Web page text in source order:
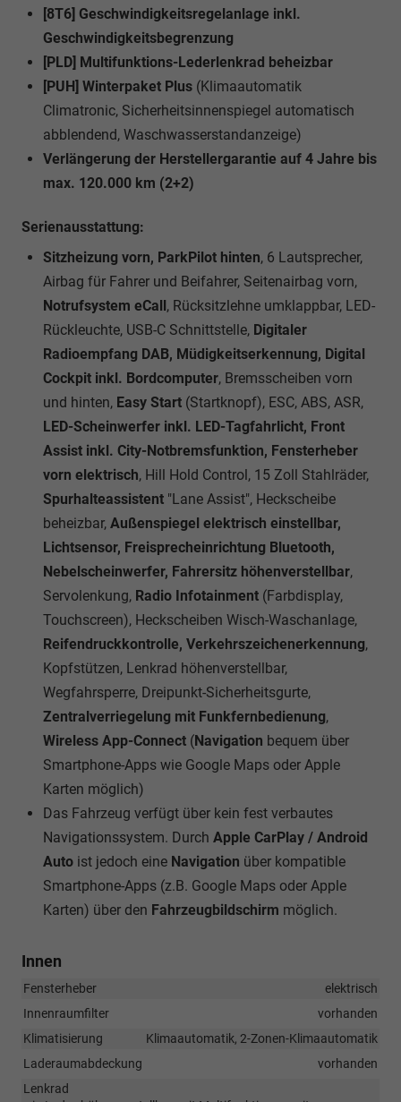
[8T6] Geschwindigkeitsregelanlage inkl.
Geschwindigkeitsbegrenzung
[PLD] Multifunktions-Lederlenkrad beheizbar
[PUH] Winterpaket Plus (Klimaautomatik
Climatronic, Sicherheitsinnenspiegel automatisch
abblendend, Waschwasserstandanzeige)
Verlängerung der Herstellergarantie auf 4 Jahre bis
max. 120.000 km (2+2)
Serienausstattung:
Sitzheizung vorn, ParkPilot hinten, 6 Lautsprecher,
Airbag für Fahrer und Beifahrer, Seitenairbag vorn,
Notrufsystem eCall, Rücksitzlehne umklappbar, LED-
Rückleuchte, USB-C Schnittstelle, Digitaler
Radioempfang DAB, Müdigkeitserkennung, Digital
Cockpit inkl. Bordcomputer, Bremsscheiben vorn
und hinten, Easy Start (Startknopf), ESC, ABS, ASR,
LED-Scheinwerfer inkl. LED-Tagfahrlicht, Front
Assist inkl. City-Notbremsfunktion, Fensterheber
vorn elektrisch, Hill Hold Control, 15 Zoll Stahlräder,
Spurhalteassistent "Lane Assist", Heckscheibe
beheizbar, Außenspiegel elektrisch einstellbar,
Lichtsensor, Freisprecheinrichtung Bluetooth,
Nebelscheinwerfer, Fahrersitz höhenverstellbar,
Servolenkung, Radio Infotainment (Farbdisplay,
Touchscreen), Heckscheiben Wisch-Waschanlage,
Reifendruckkontrolle, Verkehrszeichenerkennung,
Kopfstützen, Lenkrad höhenverstellbar,
Wegfahrsperre, Dreipunkt-Sicherheitsgurte,
Zentralverriegelung mit Funkfernbedienung,
Wireless App-Connect (Navigation bequem über
Smartphone-Apps wie Google Maps oder Apple
Karten möglich)
Das Fahrzeug verfügt über kein fest verbautes
Navigationssystem. Durch Apple CarPlay / Android
Auto ist jedoch eine Navigation über kompatible
Smartphone-Apps (z.B. Google Maps oder Apple
Karten) über den Fahrzeugbildschirm möglich.
Innen
Fensterheber
elektrisch
Innenraumfilter
vorhanden
Klimatisierung
Klimaautomatik, 2-Zonen-Klimaautomatik
Laderaumabdeckung
vorhanden
Lenkrad